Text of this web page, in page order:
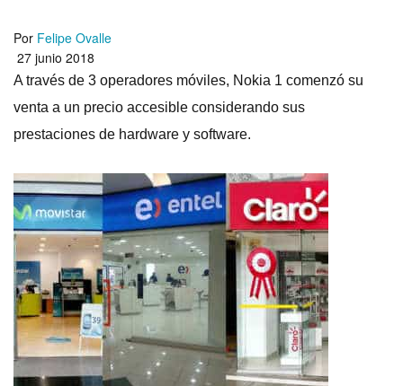
Por Felipe Ovalle
27 junio 2018
A través de 3 operadores móviles, Nokia 1 comenzó su
venta a un precio accesible considerando sus
prestaciones de hardware y software.